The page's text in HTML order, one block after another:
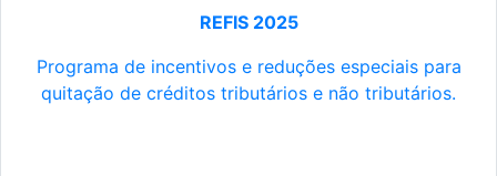
REFIS 2025
Programa de incentivos e reduções especiais para
quitação de créditos tributários e não tributários.